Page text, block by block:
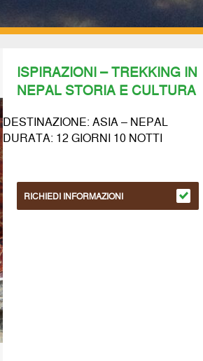
ISPIRAZIONI – TREKKING IN
NEPAL STORIA E CULTURA
DESTINAZIONE: ASIA – NEPAL
DURATA: 12 GIORNI 10 NOTTI
RICHIEDI INFORMAZIONI